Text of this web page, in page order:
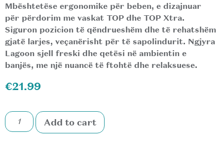
Mbështetëse ergonomike për beben, e dizajnuar
për përdorim me vaskat TOP dhe TOP Xtra.
Siguron pozicion të qëndrueshëm dhe të rehatshëm
gjatë larjes, veçanërisht për të sapolindurit. Ngjyra
Lagoon sjell freski dhe qetësi në ambientin e
banjës, me një nuancë të ftohtë dhe relaksuese.
€21.99
Add to cart